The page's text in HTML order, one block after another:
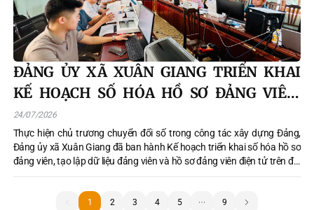
ĐẢNG ỦY XÃ XUÂN GIANG TRIỂN KHAI
KẾ HOẠCH SỐ HÓA HỒ SƠ ĐẢNG VIÊN,
TẠO LẬP DỮ LIỆU ĐẢNG VIÊN ĐIỆN TỬ
24/07/2026
Thực hiện chủ trương chuyển đổi số trong công tác xây dựng Đảng,
Đảng ủy xã Xuân Giang đã ban hành Kế hoạch triển khai số hóa hồ sơ
đảng viên, tạo lập dữ liệu đảng viên và hồ sơ đảng viên điện tử trên địa
bàn xã, góp phần hiện đại hóa công tác quản lý đảng viên và xây dựng
cơ sở dữ liệu đồng bộ, thống nhất.
11 2 3 4 5 9